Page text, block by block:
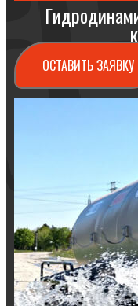
ОСТАВИТЬ ЗАЯВКУ